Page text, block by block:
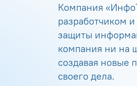
Компания
разработчиком
защиты
компания ни на
создавая новые
своего дела.